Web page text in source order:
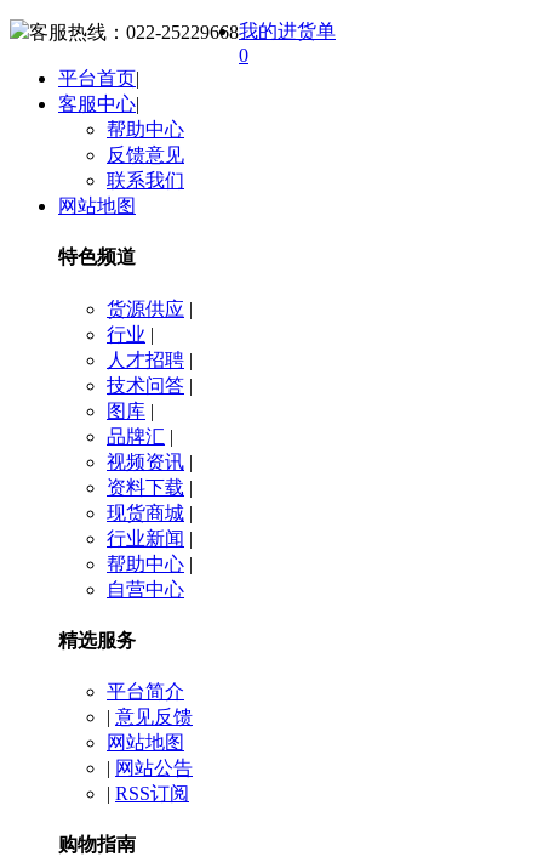
客服热线： 022-25229668我的进货单
0
平台首页|
客服中心|
帮助中心
反馈意见
联系我们
网站地图
特色频道
货源供应 |
行业 |
人才招聘 |
技术问答 |
图库 |
品牌汇 |
视频资讯 |
资料下载 |
现货商城 |
行业新闻 |
帮助中心 |
自营中心
精选服务
平台简介
| 意见反馈
网站地图
| 网站公告
| RSS订阅
购物指南